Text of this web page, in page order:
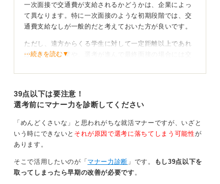
一次面接で交通費が支給されるかどうかは、企業によっ
て異なります。特に一次面接のような初期段階では、交
通費支給なしが一般的だと考えておいた方が良いです。
ただし、遠方からくる学生に対して一定距離以上であれ
ば配慮する企業や、選考が進んで最終面接の場合には交
支給されないこともある！ 問い合わせの際は注意も
必要
支給形式も、現金手渡し、後日の振り込み、事前に交通
費分のチケットを手配してくれるなどさまざまです。気
になる場合は、事前に企業に確認しても失礼にはあたり
しかし、一次面接のような初期段階では支給されにくい
⋯続きを読む▼
39点以下は要注意！
選考前にマナー力を診断してください
「めんどくさいな」と思われがちな就活マナーですが、いざと
いう時にできないと それが原因で選考に落ちてしまう可能性が
あります。
そこで活用したいのが「 マナー力診断 」です。
もし39点以下を
取ってしまったら早期の改善が必要です。